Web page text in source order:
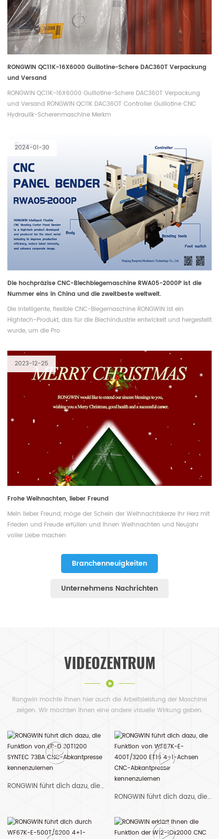
RONGWIN QC11K-16X6000 Guillotine-Schere DAC360T Verpackung
und Versand
RONGWIN QC11K-16X6000 Guillotine-Schere DAC360T Verpackung
und Versand RONGWIN QC11K DAC36OT Controller Guillotine CNC
Hydraulik-Scherenmaschine Merkm
2024-01-30
Die hochpräzise CNC-Blechbiegemaschine RWA05-2000P ist die
Nummer eins in China und die zweitbeste weltweit.
Die intelligente, flexible CNC-Biegemaschine RONGWIN ist ein
Hightech-Produkt, das für die Blechindustrie entwickelt und hergestellt
wurde, um die Pro
2023-12-25
Frohe Weihnachten, lieber Freund
Mein lieber Freund, möge der Schein der Weihnachtskerze Ihr Herz mit
Frieden und Freude erfüllen und Ihnen Weihnachten und Neujahr
voller Liebe machen
Branchenneuigkeiten
Unternehmens Nachrichten
VIDEOZENTRUM
Rongwin möchte Ihnen hier auch die Arbeitsleistung der Maschine
zeigen. Wir möchten Ihnen eine andere visuelle Wirkung geben.
RONGWIN führt dich dazu, die Funktion von EP-D 30T1200 SYNTEC 73BA CNC-Abkantpresse kennenzulernen
RONGWIN führt dich dazu, die Funktion von WF67K-E-400T/3200 ET16 4+1-Achsen CNC-Abkantpresse kennenzulernen